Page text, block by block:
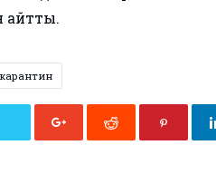
айтты.
карантин